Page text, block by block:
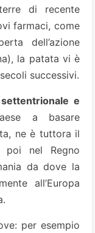
di recente
farmaci, come
dell’azione
la patata vi è
successivi.
e
a basare
ne è tuttora il
poi nel Regno
da dove la
all’Europa
per esempio